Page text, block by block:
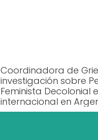
Coordinadora de
investigación sobre
Feminista Decolonial
internacional en